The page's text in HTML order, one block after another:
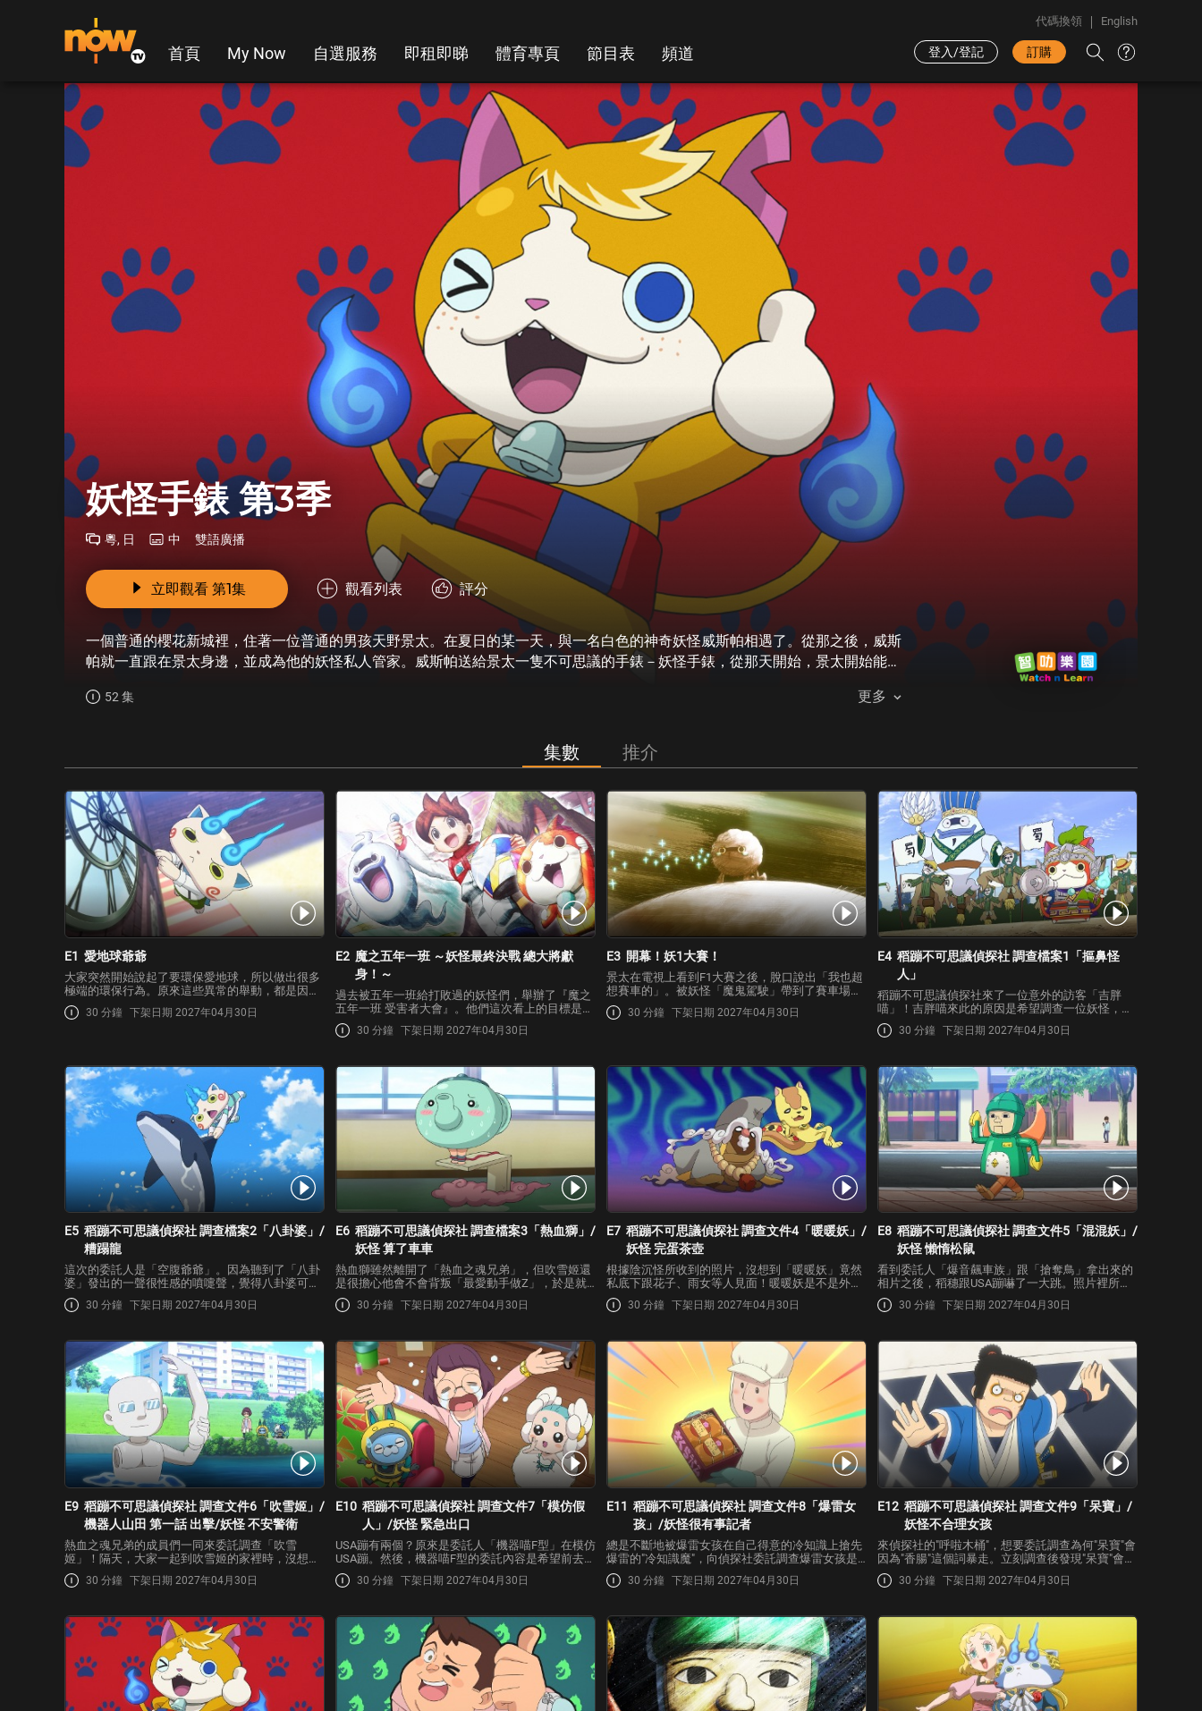
首頁 My Now 自選服務 即租即睇 體育專頁 節目表 頻道
代碼換領 English
登入/登記 訂購
妖怪手錶 第3季
粵, 日 中 雙語廣播
立即觀看 第1集 觀看列表 評分
一個普通的櫻花新城裡，住著一位普通的男孩天野景太。在夏日的某一天，與一名白色的神奇妖怪威斯帕相遇了。從那之後，威斯
帕就一直跟在景太身邊，並成為他的妖怪私人管家。威斯帕送給景太一隻不可思議的手錶－妖怪手錶，從那天開始，景太開始能夠
判，有時則會透過戰鬥來解決問題。然後這些妖怪就會成為景太的妖怪好朋友！
52 集 更多
集數 推介
E1 愛地球爺爺
大家突然開始說起了要環保愛地球，所以做出很多
極端的環保行為。原來這些異常的舉動，都是因為
被「愛地球爺爺」附身之後所造成的！景太為了打
倒愛地球爺爺，於是召喚出「貪婪王」！正好他與
30 分鐘 下架日期 2027年04月30日
E2 魔之五年一班 ～妖怪最終決戰 總大將獻
身！～
過去被五年一班給打敗過的妖怪們，舉辦了『魔之
五年一班 受害者大會』。他們這次看上的目標是稻
穗的朋友「優香」！與過去的其他目標不同，從優
香身上感受不到任何特別的個性，因此妖怪們一致
30 分鐘 下架日期 2027年04月30日
E3 開幕！妖1大賽！
景太在電視上看到F1大賽之後，脫口說出「我也超
想賽車的」。被妖怪「魔鬼駕駛」帶到了賽車場。
沒想到，景太被帶來參加妖怪F1大賽，簡稱「妖
1」的賽車比賽！場中可看到炎狼王子、吹雪姬所
30 分鐘 下架日期 2027年04月30日
E4 稻蹦不可思議偵探社 調查檔案1「摳鼻怪
人」
稻蹦不可思議偵探社來了一位意外的訪客「吉胖
喵」！吉胖喵來此的原因是希望調查一位妖怪，而
那位妖怪竟然是「摳鼻怪人」！每當摳鼻怪人出現
在景太面前，吉胖喵就會被強制召喚，使得他錯過
30 分鐘 下架日期 2027年04月30日
E5 稻蹦不可思議偵探社 調查檔案2「八卦婆」/
糟蹋龍
這次的委託人是「空腹爺爺」。因為聽到了「八卦
婆」發出的一聲很性感的噴嚏聲，覺得八卦婆可能
有隱藏的一面，因此希望能對她進行調查。一行人
馬上前往八卦婆的家裡展開調查，卻發現她早就起
裡四處調查一番…
30 分鐘 下架日期 2027年04月30日
E6 稻蹦不可思議偵探社 調查檔案3「熱血獅」/
妖怪 算了車車
熱血獅雖然離開了「熱血之魂兄弟」，但吹雪姬還
是很擔心他會不會背叛「最愛動手做Z」，於是就
來委託稻穗與USA蹦對熱血獅進行跟監調查。雖然
兩人馬上就展開調查了，但是為什麼熱血獅會是一
決定直接詢問…
30 分鐘 下架日期 2027年04月30日
E7 稻蹦不可思議偵探社 調查文件4「暖暖妖」/
妖怪 完蛋茶壺
根據陰沉怪所收到的照片，沒想到「暖暖妖」竟然
私底下跟花子、雨女等人見面！暖暖妖是不是外遇
了？於是稻穗與USA蹦開始展開調查。看到開心地
與花子她們聊天的暖暖妖，陰沉怪變得比平常還要
經發誓要永遠…
30 分鐘 下架日期 2027年04月30日
E8 稻蹦不可思議偵探社 調查文件5「混混妖」/
妖怪 懶惰松鼠
看到委託人「爆音飆車族」跟「搶奪鳥」拿出來的
相片之後，稻穗跟USA蹦嚇了一大跳。照片裡所拍
到的是的飛機頭！這次他們要調查的是，每到晚上
就會把飛機頭拿下來，然後不知去處的混混妖！不
中的飛機頭」…
30 分鐘 下架日期 2027年04月30日
E9 稻蹦不可思議偵探社 調查文件6「吹雪姬」/
機器人山田 第一話 出擊/妖怪 不安警衛
熱血之魂兄弟的成員們一同來委託調查「吹雪
姬」！隔天，大家一起到吹雪姬的家裡時，沒想到
出現在那的是「雪女」！而且雪女還非常溫柔地接
待大家！/因為機器人的實驗失敗而喪失性命的山田
而回到這世界上！
30 分鐘 下架日期 2027年04月30日
E10 稻蹦不可思議偵探社 調查文件7「模仿假
人」/妖怪 緊急出口
USA蹦有兩個？原來是委託人「機器喵F型」在模仿
USA蹦。然後，機器喵F型的委託內容是希望前去調
查，他的徒弟「模仿假人」最近模仿完全不像的原
因。展開調查之後，模仿假人居然開始做起了「爸
的模仿…
30 分鐘 下架日期 2027年04月30日
E11 稻蹦不可思議偵探社 調查文件8「爆雷女
孩」/妖怪很有事記者
總是不斷地被爆雷女孩在自己得意的冷知識上搶先
爆雷的"冷知識魔"，向偵探社委託調查爆雷女孩是
如何蒐集情報的。於是USA蹦和稻穗立刻調查爆雷
女孩的生活作息，發現她會出入在各種地方收集情
是人類時…
30 分鐘 下架日期 2027年04月30日
E12 稻蹦不可思議偵探社 調查文件9「呆寶」/
妖怪不合理女孩
來偵探社的"呼啦木桶"，想要委託調查為何"呆寶"會
因為"香腸"這個詞暴走。立刻調查後發現"呆寶"會避
開含有"香腸"類似的詞、或是形狀很像的東西。在
調查時，USA蹦完整說出了"香腸"這個詞，讓呆寶
30 分鐘 下架日期 2027年04月30日